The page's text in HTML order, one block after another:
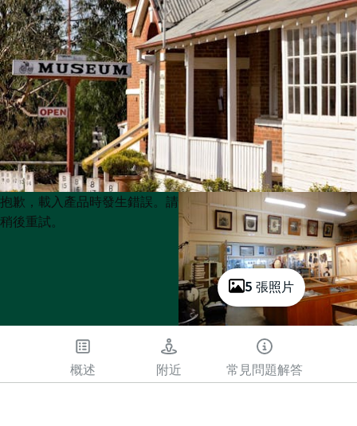
5 張照片
Product
List
Product
List
抱歉，載入產品時發生錯誤。請
稍後重試。
概述 附近 常見問題解答